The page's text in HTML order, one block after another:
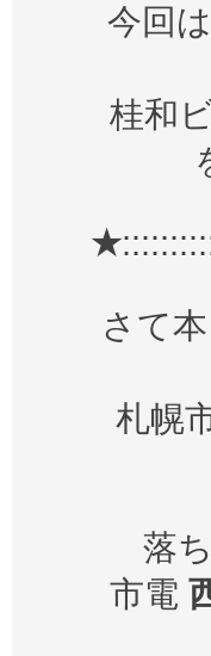
今回
桂和
★
さて
札幌
落
市電